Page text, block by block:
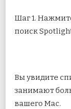
Шаг 1.
поиск
Вы увидите
занимают
вашего Mac.